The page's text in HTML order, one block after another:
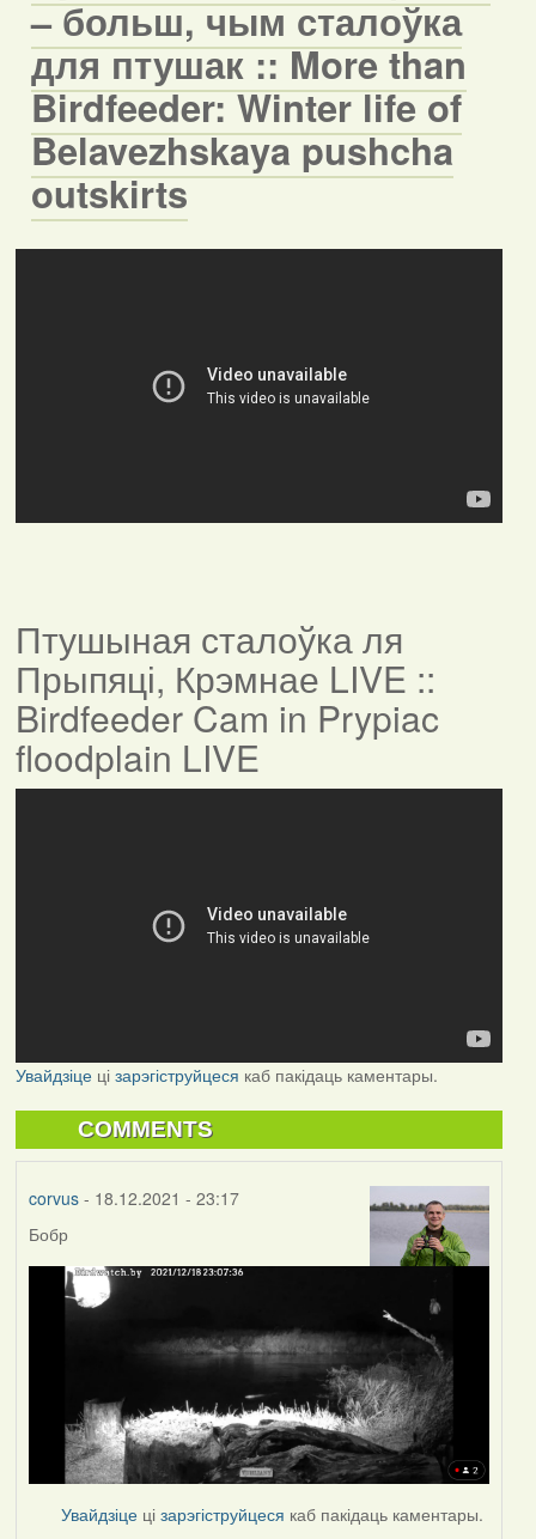
– больш, чым сталоўка
для птушак :: More than
Birdfeeder: Winter life of
Belavezhskaya pushcha
outskirts
Птушыная сталоўка ля
Прыпяці, Крэмнае LIVE ::
Birdfeeder Cam in Prypiac
floodplain LIVE
Увайдзіцеці зарэгіструйцеся каб пакідаць каментары.
COMMENTS
corvus- 18.12.2021 - 23:17
Бобр
Увайдзіце цізарэгіструйцеся каб пакідаць каментары.